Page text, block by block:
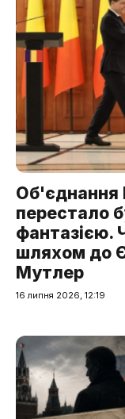
Об'єднання
перестало
фантазією.
шляхом до
Мутлер
16 липня 2026, 12:19